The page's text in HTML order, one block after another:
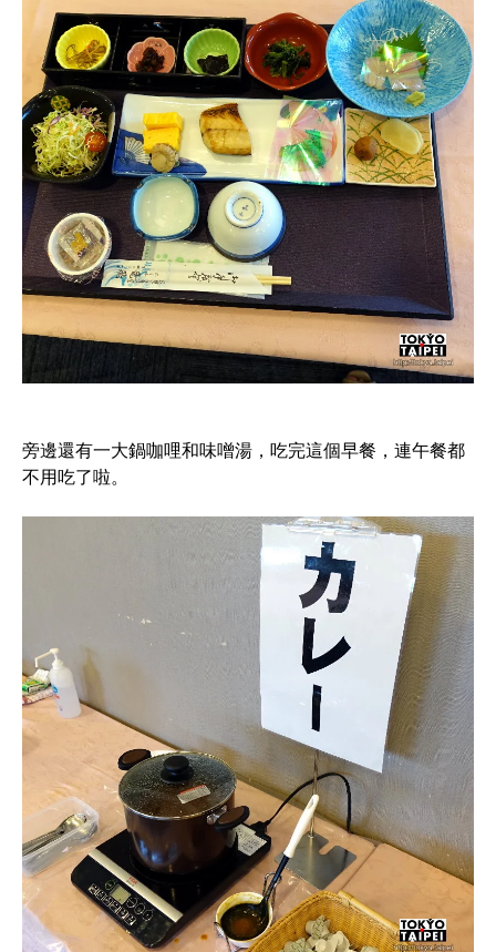
旁邊還有一大鍋咖哩和味噌湯，吃完這個早餐，連午餐都
不用吃了啦。